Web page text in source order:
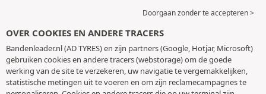
Doorgaan zonder te accepteren >
OVER COOKIES EN ANDERE TRACERS
Bandenleader.nl (AD TYRES) en zijn partners (Google, Hotjar, Microsoft)
gebruiken cookies en andere tracers (webstorage) om de goede
werking van de site te verzekeren, uw navigatie te vergemakkelijken,
statistische metingen uit te voeren en om zijn reclamecampagnes te